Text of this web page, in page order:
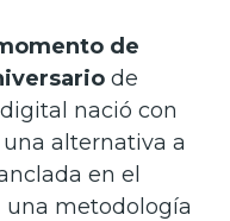
de
de
digital nació con
alternativa a
en el
una metodología